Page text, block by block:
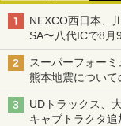
NEXCO西日本、
SA〜八代ICで8月
スーパーフォー
熊本地震につい
UDトラックス、
キャブトラクタ追